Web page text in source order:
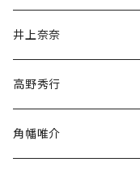
文学・小説・物語
随筆・ノンフィクション・その他
井上奈奈
高野秀行
角幡唯介